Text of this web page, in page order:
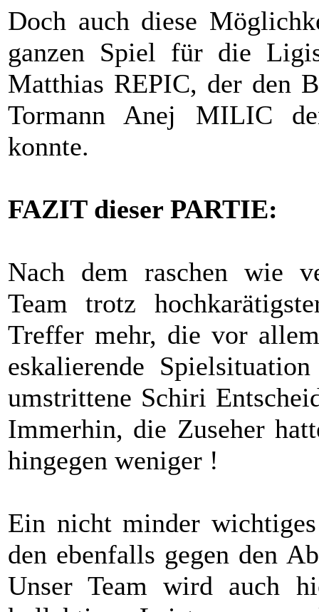
Doch auch diese
ganzen Spiel für die
Matthias REPIC, der den
Tormann Anej MILIC
konnte.
FAZIT dieser PARTIE:
Nach dem raschen wie
Team trotz
Treffer mehr, die vor
eskalierende
umstrittene Schiri
Immerhin, die Zuseher
hingegen weniger !
Ein nicht minder
den ebenfalls gegen den
Unser Team wird auch